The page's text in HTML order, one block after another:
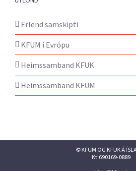
Erlend samskipti
KFUM í Evrópu
Heimssamband KFUK
Heimssamband KFUM
© KFUM OG KFUK Á
Kt:690169-0889